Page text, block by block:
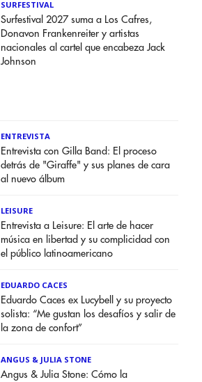
SURFESTIVAL
Surfestival 2027 suma a Los Cafres,
Donavon Frankenreiter y artistas
nacionales al cartel que encabeza Jack
Johnson
ENTREVISTA
Entrevista con Gilla Band: El proceso
detrás de "Giraffe" y sus planes de cara
al nuevo álbum
LEISURE
Entrevista a Leisure: El arte de hacer
música en libertad y su complicidad con
el público latinoamericano
EDUARDO CACES
Eduardo Caces ex Lucybell y su proyecto
solista: “Me gustan los desafíos y salir de
la zona de confort”
ANGUS & JULIA STONE
Angus & Julia Stone: Cómo la